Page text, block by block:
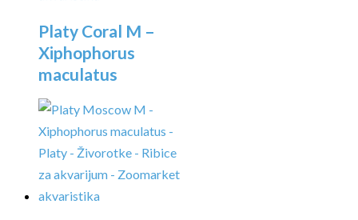
Platy Coral M –
Xiphophorus
maculatus